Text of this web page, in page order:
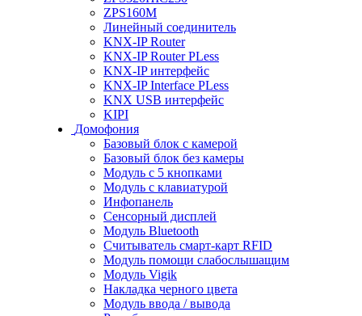
ZPS160M
Линейный соединитель
KNX-IP Router
KNX-IP Router PLess
KNX-IP интерфейс
KNX-IP Interface PLess
KNX USB интерфейс
KIPI
Домофония
Базовый блок с камерой
Базовый блок без камеры
Модуль с 5 кнопками
Модуль с клавиатурой
Инфопанель
Сенсорный дисплей
Модуль Bluetooth
Считыватель смарт-карт RFID
Модуль помощи слабослышащим
Модуль Vigik
Накладка черного цвета
Модуль ввода / вывода